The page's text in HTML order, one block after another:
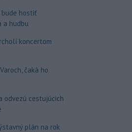
bude hostiť
a hudbu
koncertom
čaká ho
odvezú cestujúcich
plán na rok